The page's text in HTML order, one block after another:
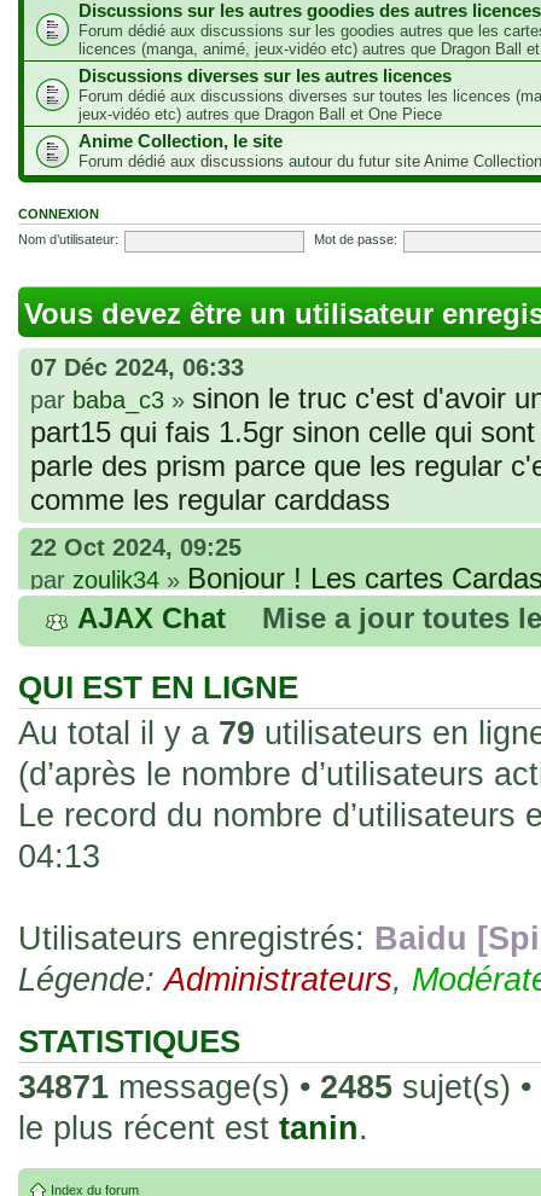
Discussions sur les autres goodies des autres licences
Forum dédié aux discussions sur les goodies autres que les
licences (manga, animé, jeux-vidéo etc) autres que Dragon Ball
Discussions diverses sur les autres licences
Forum dédié aux discussions diverses sur toutes les licences
jeux-vidéo etc) autres que Dragon Ball et One Piece
Anime Collection, le site
Forum dédié aux discussions autour du futur site Anime Collection
CONNEXION
Nom d’utilisateur:
Mot de passe:
Vous devez être un utilisateur
07 Déc 2024, 06:33
par baba_c3 » sinon le truc c'est d'avoir
part15 qui fais 1.5gr sinon celle qui
parle des prism parce que les regular
comme les regular carddass
22 Oct 2024, 09:25
par zoulik34 » Bonjour ! Les cartes
que vous avez commandées, sont
fines et souples. Cela fait partie de
les rend faciles à manipuler et à
sur l'authenticité ou la qualité de votre
avec d'autres cartes de la même série
collectionneurs. Mais en règle
fait normal pour ce type de carte.
26 Déc 2023, 13:46
acheter une réédition de cette Hondan ?
02 Juin 2023, 14:17
par
Bonjour j'ai commandé
20 , je trouve la carte vraiment très
collection les carte sont censées être
24 Oct 2022, 13:37
par
de Lucy de Cyberpunk : Edgerunners.
AJAX Chat Mise a jour toutes
QUI EST EN LIGNE
Au total il y a 79 utilisateurs en
(d’après le nombre d’utilisateurs
Le record du nombre d’utilisateurs
04:13
Utilisateurs enregistrés: Baidu
Légende:Administrateurs,
STATISTIQUES
34871 message(s) • 2485 sujet(s) •
le plus récent est tanin.
Index du forum